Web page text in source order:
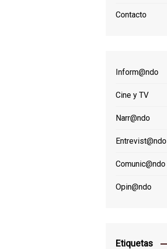
Contacto
Inform@ndo
Cine y TV
Narr@ndo
Entrevist@ndo
Comunic@ndo
Opin@ndo
Etiquetas